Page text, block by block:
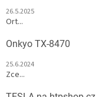
26.5.2025
Ort...
Onkyo TX-8470
25.6.2024
Zce...